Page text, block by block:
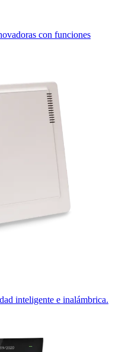
con funciones
inteligente e inalámbrica.